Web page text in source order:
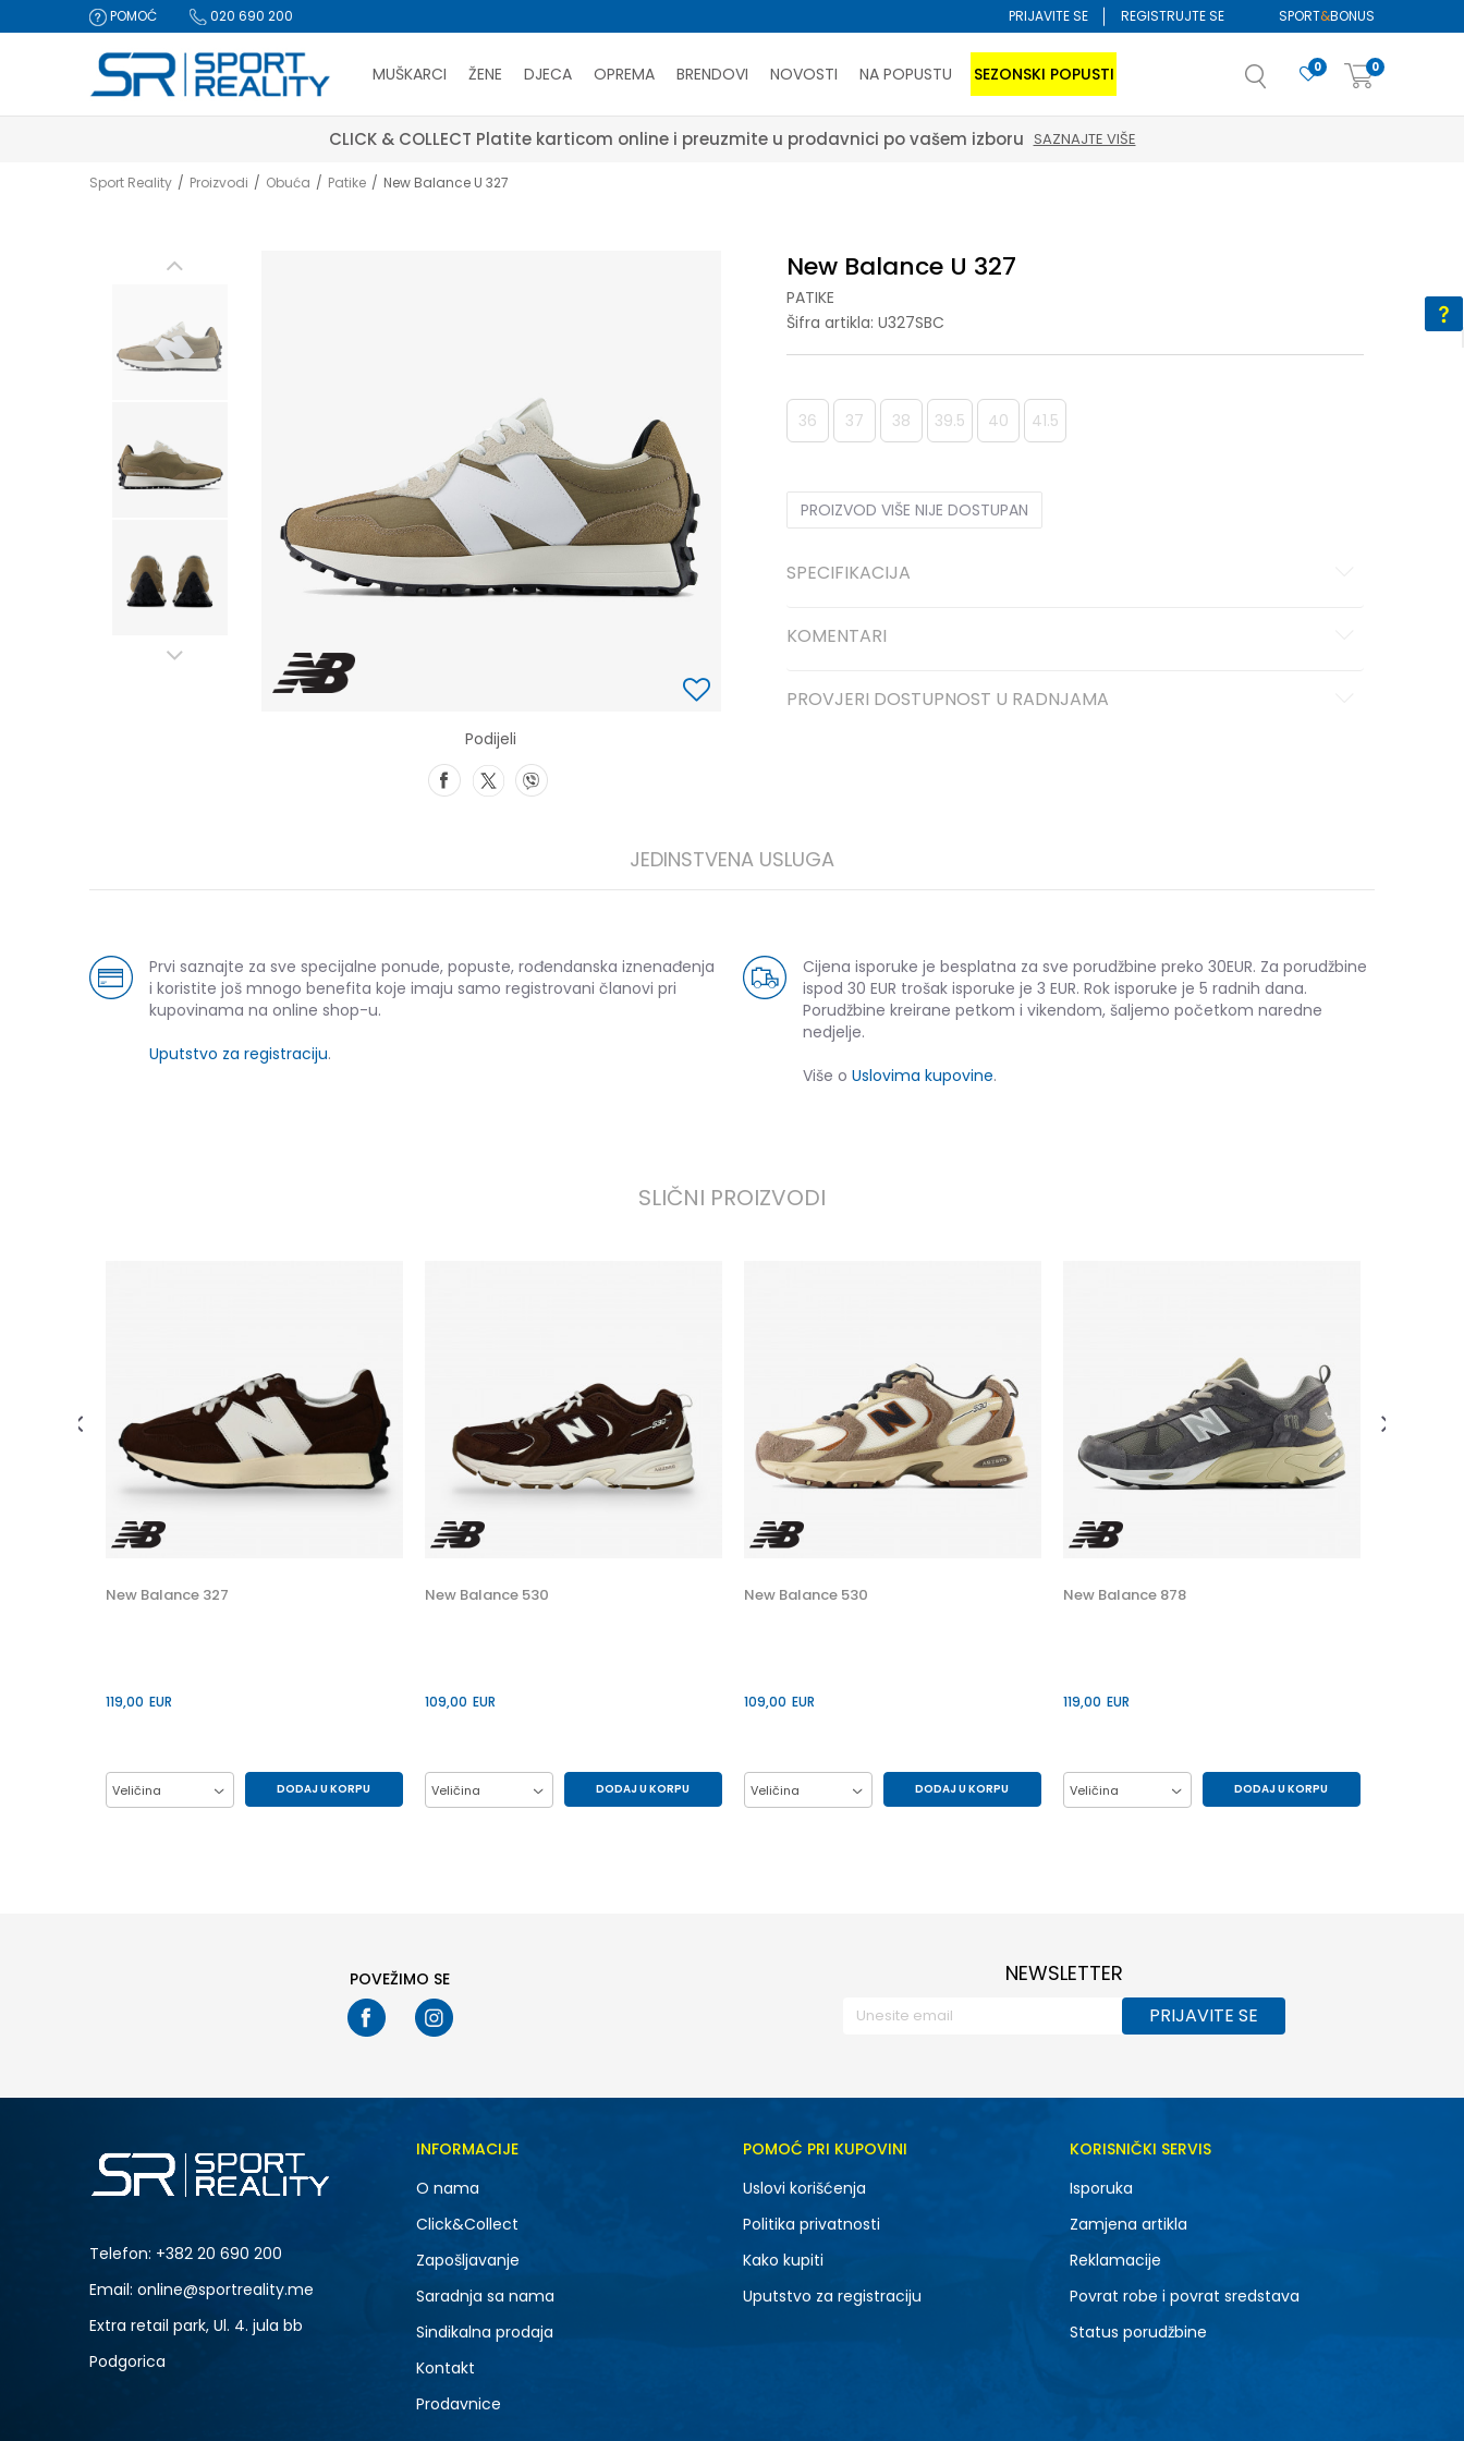
POMOĆ 020 690 200 SPORT&BONUS
PRIJAVITE SE REGISTRUJTE SE
MUŠKARCI ŽENE DJECA OPREMA BRENDOVI NOVOSTI NA POPUSTU SEZONSKI POPUSTI 0
0
CLICK & COLLECT Platite karticom online i preuzmite u prodavnici po vašem izboru SAZNAJTE VIŠE
Sport Reality Proizvodi Obuća Patike New Balance U 327
Podijeli
New Balance U 327
PATIKE
Šifra artikla: U327SBC
36 37 38 39.5 40 41.5
PROIZVOD VIŠE NIJE DOSTUPAN
SPECIFIKACIJA
KOMENTARI
PROVJERI DOSTUPNOST U RADNJAMA
JEDINSTVENA USLUGA
Prvi saznajte za sve specijalne ponude, popuste, rođendanska iznenađenja
i koristite još mnogo benefita koje imaju samo registrovani članovi pri
kupovinama na online shop-u.
Uputstvo za registraciju.
Cijena isporuke je besplatna za sve porudžbine preko 30EUR. Za porudžbine
ispod 30 EUR trošak isporuke je 3 EUR. Rok isporuke je 5 radnih dana.
Porudžbine kreirane petkom i vikendom, šaljemo početkom naredne
nedjelje.
Više o Uslovima kupovine.
SLIČNI PROIZVODI
New Balance 327
119,00 EUR
Veličina DODAJ U KORPU
New Balance 530
109,00 EUR
Veličina DODAJ U KORPU
New Balance 530
109,00 EUR
Veličina DODAJ U KORPU
New Balance 878
119,00 EUR
Veličina DODAJ U KORPU
38,50
POVEŽIMO SE NEWSLETTER
PRIJAVITE SE
Telefon: +382 20 690 200
Email: online@sportreality.me
Extra retail park, Ul. 4. jula bb
Podgorica
INFORMACIJE
O nama
Click&Collect
Zapošljavanje
Saradnja sa nama
Sindikalna prodaja
Kontakt
Prodavnice
POMOĆ PRI KUPOVINI
Uslovi korišćenja
Politika privatnosti
Kako kupiti
Uputstvo za registraciju
KORISNIČKI SERVIS
Isporuka
Zamjena artikla
Reklamacije
Povrat robe i povrat sredstava
Status porudžbine